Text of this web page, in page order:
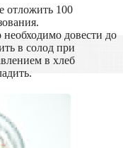
отложить 100
довести до
в солод при
в хлеб